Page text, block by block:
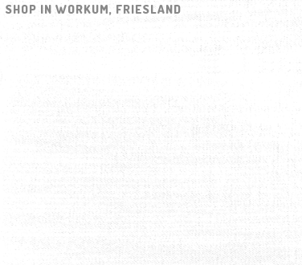
SHOP IN WORKUM, FRIESLAND